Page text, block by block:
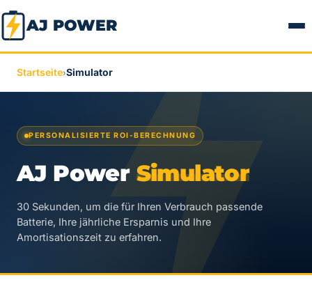
AJ POWER
Startseite›Simulator
PERSONALISIERTE ROI-BERECHNUNG
AJ Power Simulator
30 Sekunden, um die für Ihren Verbrauch passende
Batterie, Ihre jährliche Ersparnis und Ihre
Amortisationszeit zu erfahren.